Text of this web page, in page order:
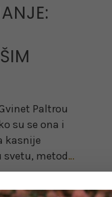
Paltrou
su se ona i
kasnije
metod…